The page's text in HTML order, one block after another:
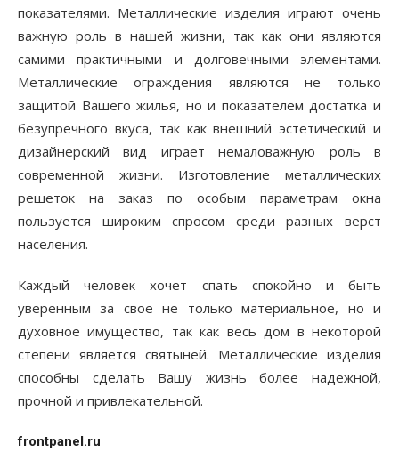
показателями. Металлические изделия играют очень
важную роль в нашей жизни, так как они являются
самими практичными и долговечными элементами.
Металлические ограждения являются не только
защитой Вашего жилья, но и показателем достатка и
безупречного вкуса, так как внешний эстетический и
дизайнерский вид играет немаловажную роль в
современной жизни. Изготовление металлических
решеток на заказ по особым параметрам окна
пользуется широким спросом среди разных верст
населения.
Каждый человек хочет спать спокойно и быть
уверенным за свое не только материальное, но и
духовное имущество, так как весь дом в некоторой
степени является святыней. Металлические изделия
способны сделать Вашу жизнь более надежной,
прочной и привлекательной.
frontpanel.ru